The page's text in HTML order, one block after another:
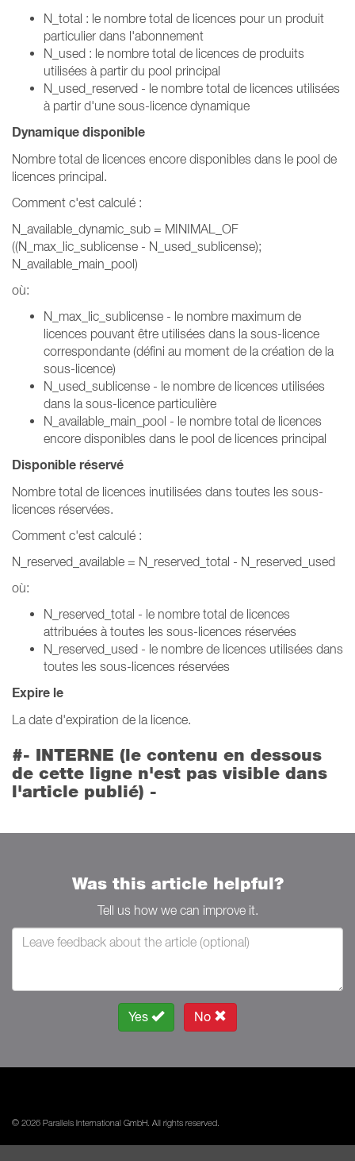
N_total : le nombre total de licences pour un produit
particulier dans l'abonnement
N_used : le nombre total de licences de produits
utilisées à partir du pool principal
N_used_reserved - le nombre total de licences utilisées
à partir d'une sous-licence dynamique
Dynamique disponible
Nombre total de licences encore disponibles dans le pool de
licences principal.
Comment c'est calculé :
N_available_dynamic_sub = MINIMAL_OF
((N_max_lic_sublicense - N_used_sublicense);
N_available_main_pool)
où:
N_max_lic_sublicense - le nombre maximum de
licences pouvant être utilisées dans la sous-licence
correspondante (défini au moment de la création de la
sous-licence)
N_used_sublicense - le nombre de licences utilisées
dans la sous-licence particulière
N_available_main_pool - le nombre total de licences
encore disponibles dans le pool de licences principal
Disponible réservé
Nombre total de licences inutilisées dans toutes les sous-
licences réservées.
Comment c'est calculé :
N_reserved_available = N_reserved_total - N_reserved_used
où:
N_reserved_total - le nombre total de licences
attribuées à toutes les sous-licences réservées
N_reserved_used - le nombre de licences utilisées dans
toutes les sous-licences réservées
Expire le
La date d'expiration de la licence.
#- INTERNE (le contenu en dessous
de cette ligne n'est pas visible dans
l'article publié) -
Was this article helpful?
Tell us how we can improve it.
Yes No
© 2026 Parallels International GmbH. All rights reserved.